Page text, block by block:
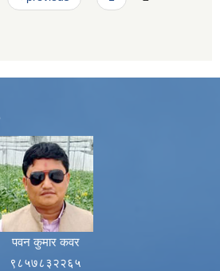
पवन कुमार कवर
९८५७८३२२६५